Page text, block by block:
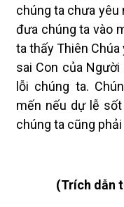
chúng ta chưa yêu
đưa chúng ta vào
ta thấy Thiên
sai Con của
lỗi chúng ta.
mến nếu dự lễ
chúng ta cũng
(Trích dẫn